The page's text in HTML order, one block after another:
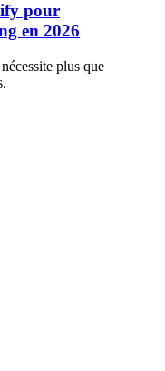
pour
en 2026
plus que